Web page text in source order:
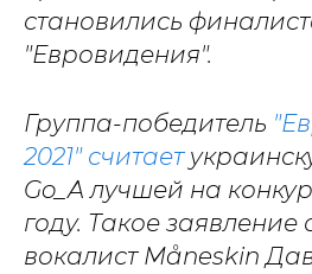
становились
"Евровидения".
Группа-победитель
2021" считает
Go_A лучшей на
году. Такое заявление
вокалист Måneskin